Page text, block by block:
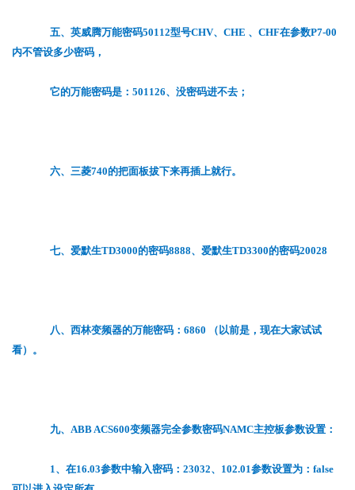
五、英威腾万能密码50112型号CHV、CHE 、CHF在参数P7-00
内不管设多少密码，
它的万能密码是：501126、没密码进不去；
六、三菱740的把面板拔下来再插上就行。
七、爱默生TD3000的密码8888、爱默生TD3300的密码20028
八、西林变频器的万能密码：6860 （以前是，现在大家试试
看）。
九、ABB ACS600变频器完全参数密码NAMC主控板参数设置：
1、在16.03参数中输入密码：23032、102.01参数设置为：false